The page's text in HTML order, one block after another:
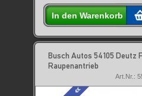
In den Warenkorb
Busch Autos 54105 Deutz
Raupenantrieb
Art.Nr.: